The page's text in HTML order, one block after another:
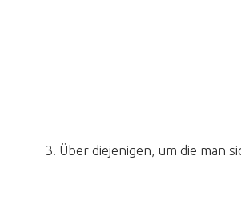
3. Über diejenigen, um die man